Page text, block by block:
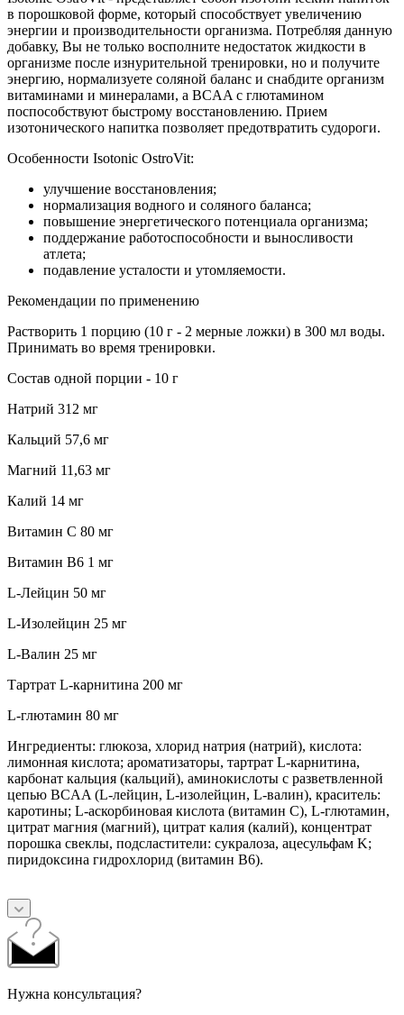
в порошковой форме, который способствует увеличению
энергии и производительности организма. Потребляя данную
добавку, Вы не только восполните недостаток жидкости в
организме после изнурительной тренировки, но и получите
энергию, нормализуете соляной баланс и снабдите организм
витаминами и минералами, а BCAA с глютамином
поспособствуют быстрому восстановлению. Прием
изотонического напитка позволяет предотвратить судороги.
Особенности Isotonic OstroVit:
улучшение восстановления;
нормализация водного и соляного баланса;
повышение энергетического потенциала организма;
поддержание работоспособности и выносливости
атлета;
подавление усталости и утомляемости.
Рекомендации по применению
Растворить 1 порцию (10 г - 2 мерные ложки) в 300 мл воды.
Принимать во время тренировки.
Состав одной порции - 10 г
Натрий 312 мг
Кальций 57,6 мг
Магний 11,63 мг
Калий 14 мг
Витамин C 80 мг
Витамин B6 1 мг
L-Лейцин 50 мг
L-Изолейцин 25 мг
L-Валин 25 мг
Тартрат L-карнитина 200 мг
L-глютамин 80 мг
Ингредиенты: глюкоза, хлорид натрия (натрий), кислота:
лимонная кислота; ароматизаторы, тартрат L-карнитина,
карбонат кальция (кальций), аминокислоты с разветвленной
цепью BCAA (L-лейцин, L-изолейцин, L-валин), краситель:
каротины; L-аскорбиновая кислота (витамин C), L-глютамин,
цитрат магния (магний), цитрат калия (калий), концентрат
порошка свеклы, подсластители: сукралоза, ацесульфам K;
пиридоксина гидрохлорид (витамин B6).
Нужна консультация?